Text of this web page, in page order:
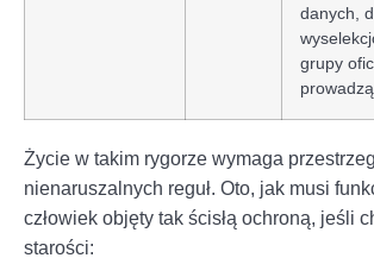
danych,
grupy
Życie w takim rygorze wymaga
nienaruszalnych reguł. Oto, jak musi
człowiek objęty tak ścisłą ochroną, jeśli
starości: